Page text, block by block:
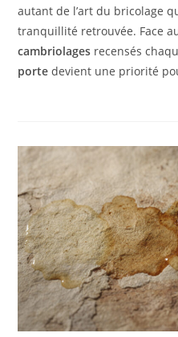
autant de l’art du bricolage
tranquillité retrouvée. Face
cambriolages recensés
porte devient une priorité